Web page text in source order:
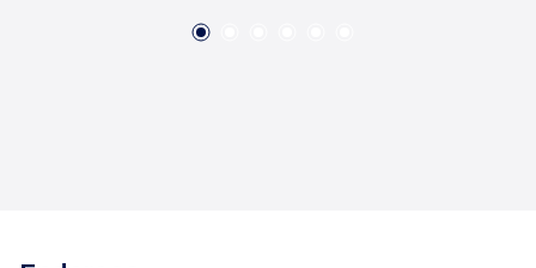
tradicionalidade com o arrojo e a força comercial